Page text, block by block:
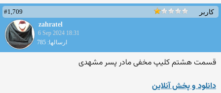
کاربر
#1,709
zahratel
6 Sep 2024 18:31
ارسالها: 785
قسمت هشتم کلیپ مخفی مادر پسر مشهدی
دانلود و پخش آنلاین